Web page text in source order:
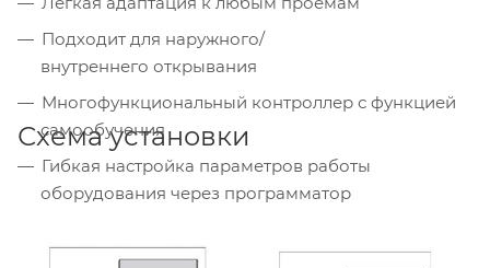
Подходит для наружного/
внутреннего открывания
Многофункциональный контроллер с функцией
самообучения
Гибкая настройка параметров работы
оборудования через программатор
Схема установки